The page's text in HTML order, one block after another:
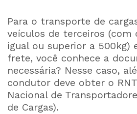
Para o transporte de
veículos de terceiros (com
igual ou superior a 500kg)
frete, você conhece a
necessária? Nesse caso,
condutor deve obter o
Nacional de
de Cargas).